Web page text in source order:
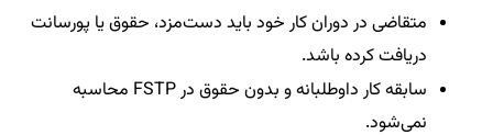
متقاضی در دوران کار خود باید دست‌مزد، حقوق یا پورسانت
دریافت کرده باشد.
سابقه کار داوطلبانه و بدون حقوق در FSTP محاسبه
نمی‌شود.